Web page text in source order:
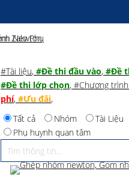
#Tài liệu, #Đề thi đầu vào, #Đề
#Đề thi lớp chọn, #Chương
phí, #Ưu đãi,
Tất cả
Nhóm
Tài Liệu
Phụ huynh quan tâm